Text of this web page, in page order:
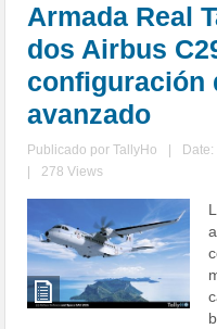
Armada Real
dos Airbus
configuración
avanzado
Publicado porTallyHo
278 Views